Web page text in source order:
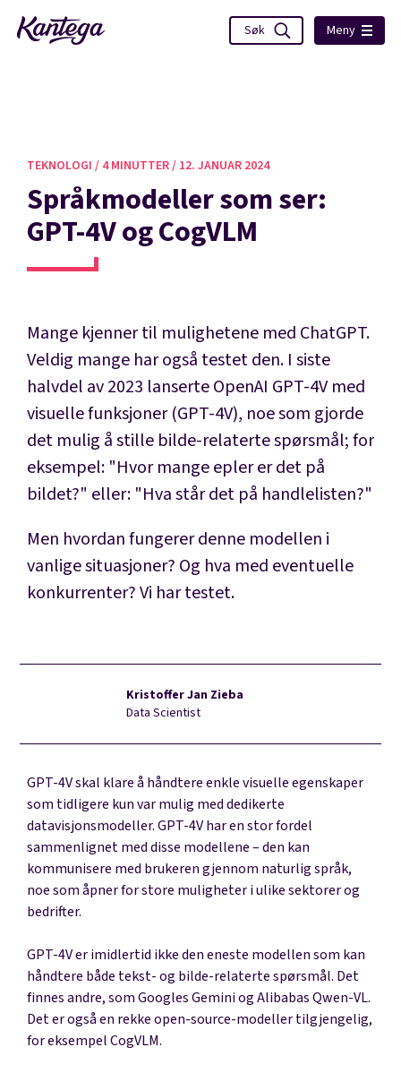
Meny
TEKNOLOGI / 4 MINUTTER / 12. JANUAR 2024
Språkmodeller som ser:
GPT-4V og CogVLM
Mange kjenner til mulighetene med ChatGPT.
Veldig mange har også testet den. I siste
halvdel av 2023 lanserte OpenAI GPT-4V med
visuelle funksjoner (GPT-4V), noe som gjorde
det mulig å stille bilde-relaterte spørsmål; for
eksempel: "Hvor mange epler er det på
bildet?" eller: "Hva står det på handlelisten?"
Men hvordan fungerer denne modellen i
vanlige situasjoner? Og hva med eventuelle
konkurrenter? Vi har testet.
Kristoffer Jan Zieba
Data Scientist
GPT-4V skal klare å håndtere enkle visuelle egenskaper
som tidligere kun var mulig med dedikerte
datavisjonsmodeller. GPT-4V har en stor fordel
sammenlignet med disse modellene – den kan
kommunisere med brukeren gjennom naturlig språk,
noe som åpner for store muligheter i ulike sektorer og
bedrifter.
GPT-4V er imidlertid ikke den eneste modellen som kan
håndtere både tekst- og bilde-relaterte spørsmål. Det
finnes andre, som Googles Gemini og Alibabas Qwen-VL.
Det er også en rekke open-source-modeller tilgjengelig,
for eksempel CogVLM.